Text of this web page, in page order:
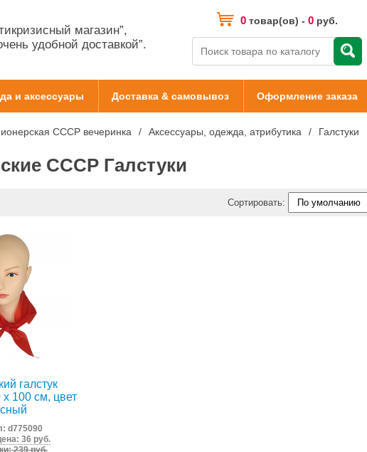
магазин”,
удобной доставкой”.
0 товар(ов) - 0 руб.
и аксессуары Доставка & самовывоз Оформление заказа
СССР вечеринка Аксессуары, одежда, атрибутика Галстуки
СССР Галстуки
Сортировать:
галстук
100 см, цвет
d775090
36 руб.